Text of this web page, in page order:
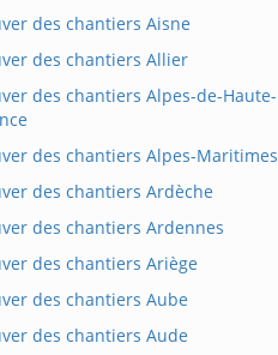
des chantiers Aisne
des chantiers Allier
des chantiers Alpes-de-Haute-
des chantiers Alpes-Maritimes
des chantiers Ardèche
des chantiers Ardennes
des chantiers Ariège
des chantiers Aube
des chantiers Aude